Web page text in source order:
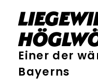
Einer der
Bayerns